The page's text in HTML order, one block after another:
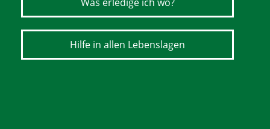
Hilfe in allen Lebenslagen